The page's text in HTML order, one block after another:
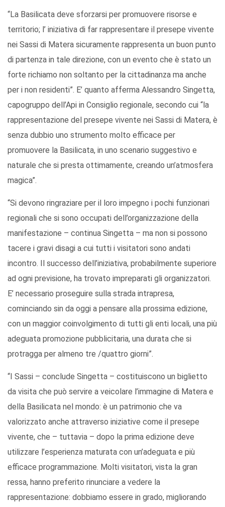
“La Basilicata deve sforzarsi per promuovere risorse e
territorio; l’ iniziativa di far rappresentare il presepe vivente
nei Sassi di Matera sicuramente rappresenta un buon punto
di partenza in tale direzione, con un evento che è stato un
forte richiamo non soltanto per la cittadinanza ma anche
per i non residenti”. E’ quanto afferma Alessandro Singetta,
capogruppo dell’Api in Consiglio regionale, secondo cui “la
rappresentazione del presepe vivente nei Sassi di Matera, è
senza dubbio uno strumento molto efficace per
promuovere la Basilicata, in uno scenario suggestivo e
naturale che si presta ottimamente, creando un’atmosfera
magica”.
“Si devono ringraziare per il loro impegno i pochi funzionari
regionali che si sono occupati dell’organizzazione della
manifestazione – continua Singetta – ma non si possono
tacere i gravi disagi a cui tutti i visitatori sono andati
incontro. Il successo dell’iniziativa, probabilmente superiore
ad ogni previsione, ha trovato impreparati gli organizzatori.
E’ necessario proseguire sulla strada intrapresa,
cominciando sin da oggi a pensare alla prossima edizione,
con un maggior coinvolgimento di tutti gli enti locali, una più
adeguata promozione pubblicitaria, una durata che si
protragga per almeno tre /quattro giorni”.
“I Sassi – conclude Singetta – costituiscono un biglietto
da visita che può servire a veicolare l’immagine di Matera e
della Basilicata nel mondo: è un patrimonio che va
valorizzato anche attraverso iniziative come il presepe
vivente, che – tuttavia – dopo la prima edizione deve
utilizzare l’esperienza maturata con un’adeguata e più
efficace programmazione. Molti visitatori, vista la gran
ressa, hanno preferito rinunciare a vedere la
rappresentazione: dobbiamo essere in grado, migliorando